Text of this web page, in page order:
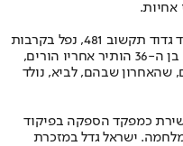
אחיות.
סא"ל סהר ציון מחלוף ז"ל ממודיעין, מפקד גדוד תקשוב 481, נפל בקרבות
בדרום כבר ביום הראשון ללחימה. מחלוף בן ה-36 הותיר אחריו הורים,
שהאחרון שבהם, לביא, נולד
ירחיב, שירת כמפקד הספקה בפיקוד
ישראל גדל במזכרת